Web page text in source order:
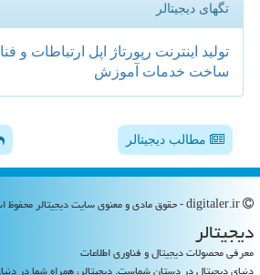
تگهای دیجیتالر
تولید اینترنت رپورتاژ اپل ارتباطات و
ساخت خدمات آموزش
مطالب دیجیتالر
دیجیتالر
معرفی محصولات دیجیتال و فناوری اطلاعات
دنیای دیجیتال در دستان شماست. دیجیتالر، همراه شما در